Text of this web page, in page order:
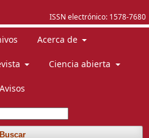
ISSN electrónico: 1578-7680
Acerca de
Ciencia abierta
Avisos
Buscar